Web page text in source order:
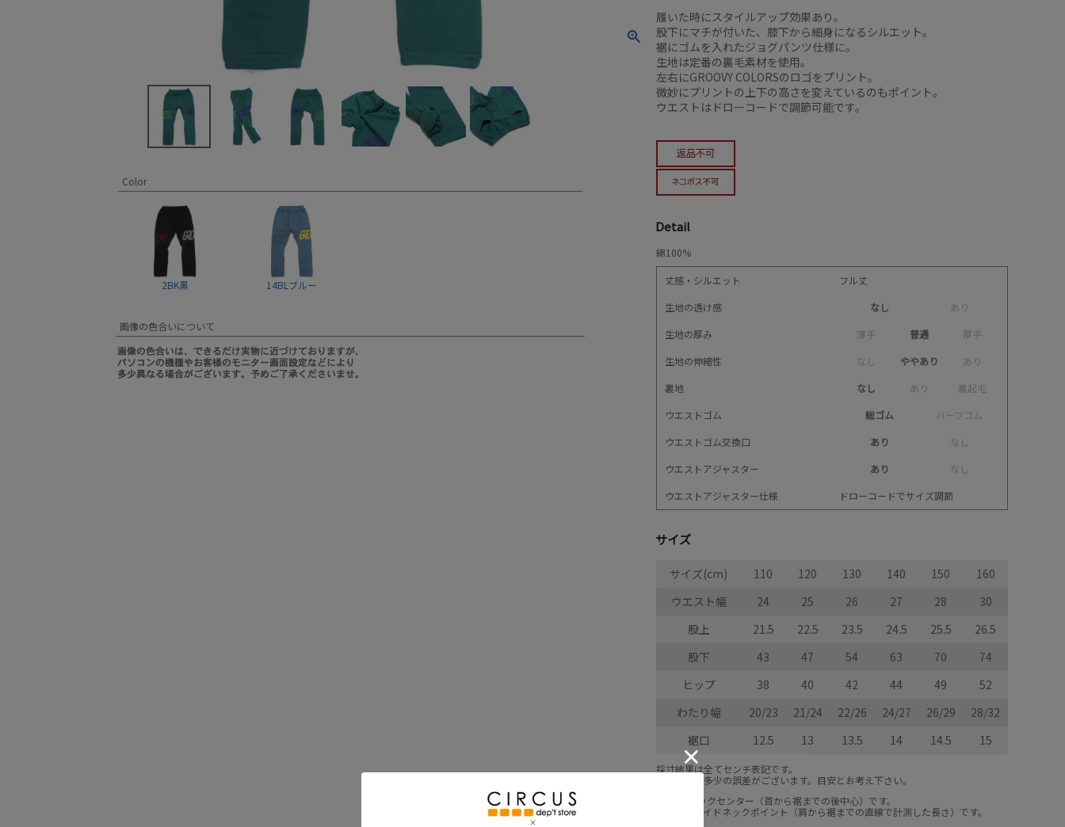
Color
2BK黒 14BLブルー
画像の色合いについて
履いた時にスタイルアップ効果あり。
股下にマチが付いた、膝下から細身になるシルエット。
裾にゴムを入れたジョグパンツ仕様に。
生地は定番の裏毛素材を使用。
左右にGROOVY COLORSのロゴをプリント。
微妙にプリントの上下の高さを変えているのもポイント。
ウエストはドローコードで調節可能です。
Detail
綿100%
丈感・シルエット
フル丈
生地の透け感
なし あ り
生地の厚み
薄手 普通 厚手
生地の伸縮性
な し ややあり あ り
裏地
なし あ り 裏起毛
ウエストゴム
総ゴム ハーフ ゴ ム
ウエストゴム交換口
あり な し
ウエストアジャスター
あり な し
ウエストアジャスター仕様
ドローコードでサイズ調節
サイズ
サイズ(cm) 110 120 130 140 150
160
ウエスト幅
24 25 26 27 28
30
股上
21.5 22.5 23.5 24.5 25.5
26.5
股下
43 47 54 63 70
74
ヒップ
38 40 42 44 49
52
わたり幅
20/23 21/24 22/26 24/27 26/29
28/32
裾口
12.5 13 13.5 14 14.5 15
採寸結果は全てセンチ表記です。
商品により多少の誤差がございます。目安とお考え下さい。
※BCはバックセンター（首から裾までの後中心）です。
※SNPはサイドネックポイント（肩から裾までの直線で計測した長さ）です。